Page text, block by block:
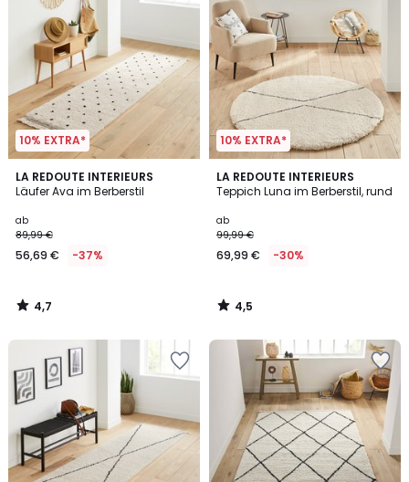
10% EXTRA*
LA REDOUTE INTERIEURS
Läufer Ava im Berberstil
ab
89,99 €
56,69 € -37%
4,7
/ 5
4,7
/
10% EXTRA*
LA REDOUTE INTERIEURS
Teppich Luna im Berberstil, rund
ab
99,99 €
69,99 € -30%
4,5
/ 5
4,5
/